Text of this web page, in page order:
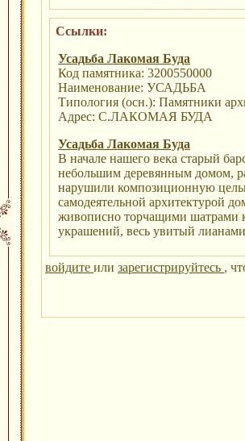
Ссылки:
Усадьба Лакомая Буда
Код памятника: 3200550000
Наименование: УСАДЬБА
Типология (осн.): Памятники
Адрес: С.ЛАКОМАЯ БУДА
Усадьба Лакомая Буда
В начале нашего века старый
небольшим деревянным домом,
нарушили композиционную
самодеятельной архитектурой
живописно торчащими шатрами
украшений, весь увитый
войдите или зарегистрируйтесь ,